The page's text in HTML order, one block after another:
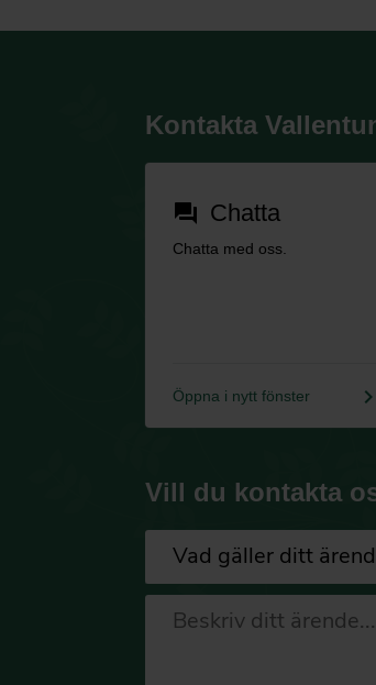
Kontakta
forum Chatta
Chatta med oss.
Öppna i nytt fönster keyboard_arrow_right
Vill du kontakta